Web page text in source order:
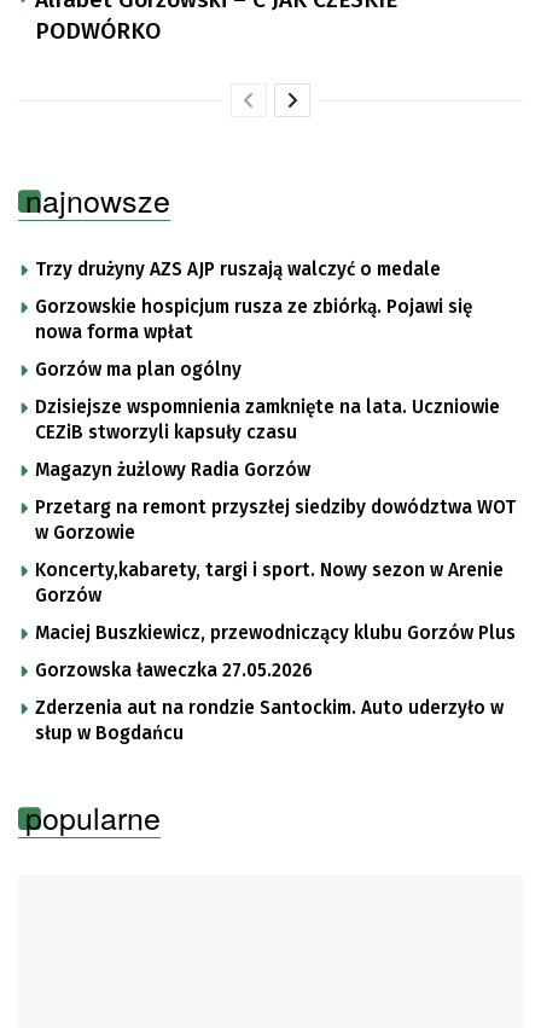
PODWÓRKO
najnowsze
Trzy drużyny AZS AJP ruszają walczyć o medale
Gorzowskie hospicjum rusza ze zbiórką. Pojawi się
nowa forma wpłat
Gorzów ma plan ogólny
Dzisiejsze wspomnienia zamknięte na lata. Uczniowie
CEZiB stworzyli kapsuły czasu
Magazyn żużlowy Radia Gorzów
Przetarg na remont przyszłej siedziby dowództwa WOT
w Gorzowie
Koncerty,kabarety, targi i sport. Nowy sezon w Arenie
Gorzów
Maciej Buszkiewicz, przewodniczący klubu Gorzów Plus
Gorzowska ławeczka 27.05.2026
Zderzenia aut na rondzie Santockim. Auto uderzyło w
słup w Bogdańcu
popularne